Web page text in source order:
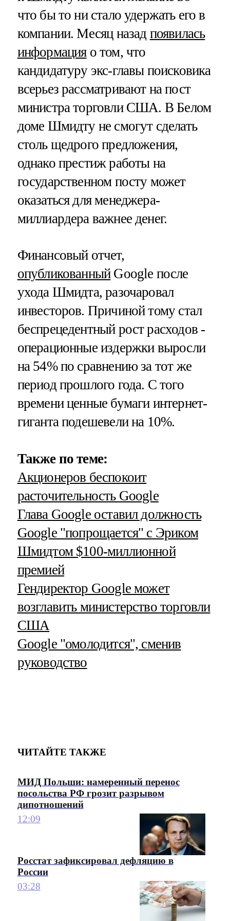
что бы то ни стало удержать его в
компании. Месяц назад появилась
информацияо том, что
кандидатуру экс-главы поисковика
всерьез рассматривают на пост
министра торговли США. В Белом
доме Шмидту не смогут сделать
столь щедрого предложения,
однако престиж работы на
государственном посту может
оказаться для менеджера-
миллиардера важнее денег.
Финансовый отчет,
опубликованныйGoogle после
ухода Шмидта, разочаровал
инвесторов. Причиной тому стал
беспрецедентный рост расходов -
операционные издержки выросли
на 54% по сравнению за тот же
период прошлого года. С того
времени ценные бумаги интернет-
гиганта подешевели на 10%.
Также по теме:
Акционеров беспокоит
расточительность Google
Глава Google оставил должность
Google "попрощается" с Эриком
Шмидтом $100-миллионной
премией
Гендиректор Google может
возглавить министерство торговли
США
Google "омолодится", сменив
руководство
ЧИТАЙТЕ ТАКЖЕ
МИД Польши: намеренный перенос
посольства РФ грозит разрывом
дипотношений
12:09
Росстат зафиксировал дефляцию в
России
03:28